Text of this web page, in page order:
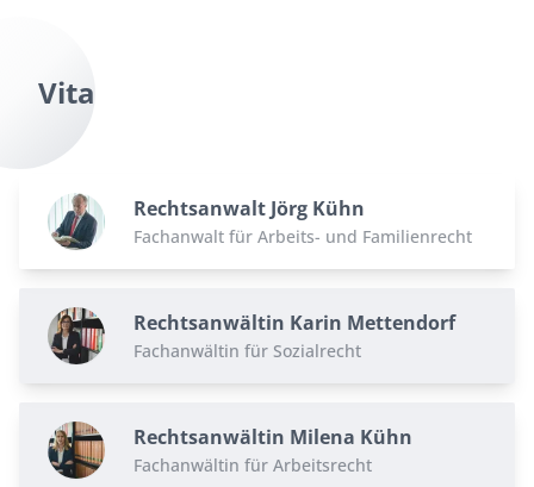
Vita
Rechtsanwalt Jörg Kühn
Fachanwalt für Arbeits- und Familienrecht
Rechtsanwältin Karin Mettendorf
Fachanwältin für Sozialrecht
Rechtsanwältin Milena Kühn
Fachanwältin für Arbeitsrecht